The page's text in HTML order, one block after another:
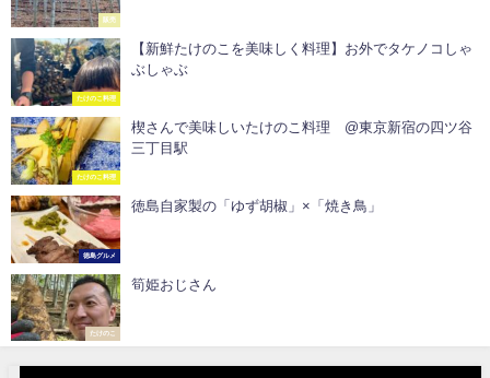
販売
たけのこ料理
【新鮮たけのこを美味しく料理】お外でタケノコしゃ
ぶしゃぶ
たけのこ料理
楔さんで美味しいたけのこ料理 @東京新宿の四ツ谷
三丁目駅
徳島グルメ
徳島自家製の「ゆず胡椒」×「焼き鳥」
たけのこ
筍姫おじさん